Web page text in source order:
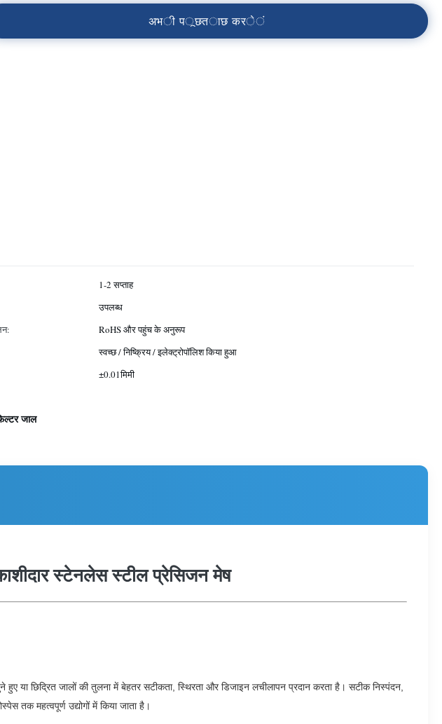
अभी पूछताछ करें
1-2 सप्ताह
उपलब्ध
RoHS और पहुंच के अनुरूप
स्वच्छ / निष्क्रिय / इलेक्ट्रोपॉलिश किया हुआ
±0.01मिमी
जाल
स्टेनलेस स्टील प्रेसिजन मेष
या छिद्रित जालों की तुलना में बेहतर सटीकता, स्थिरता और डिजाइन लचीलापन प्रदान करता है। सटीक निस्पंदन,
तक महत्वपूर्ण उद्योगों में किया जाता है।